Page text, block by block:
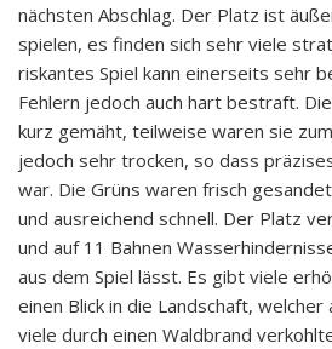
nächsten Abschlag. Der Platz ist
spielen, es finden sich sehr viele
riskantes Spiel kann einerseits sehr
Fehlern jedoch auch hart bestraft.
kurz gemäht, teilweise waren sie
jedoch sehr trocken, so dass
war. Die Grüns waren frisch
und ausreichend schnell. Der Platz
und auf 11 Bahnen
aus dem Spiel lässt. Es gibt viele
einen Blick in die Landschaft,
viele durch einen Waldbrand